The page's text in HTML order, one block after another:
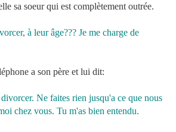
sa soeur qui est complètement outrée.
à leur âge??? Je me charge de
a son père et lui dit:
Ne faites rien jusqu'a ce que nous
chez vous. Tu m'as bien entendu.